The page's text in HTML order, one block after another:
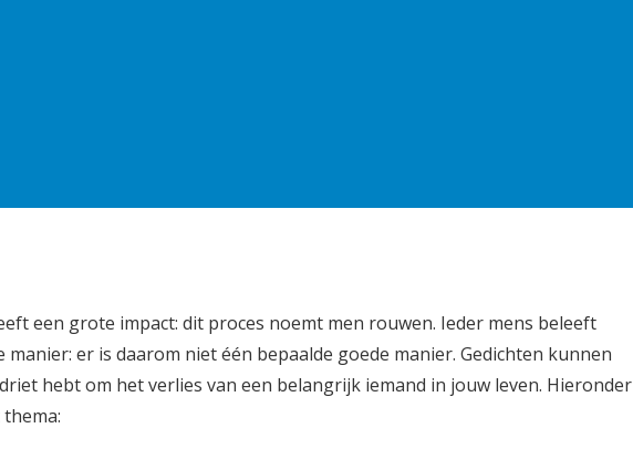
een grote impact: dit proces noemt men rouwen. Ieder mens beleeft
er is daarom niet één bepaalde goede manier. Gedichten kunnen
hebt om het verlies van een belangrijk iemand in jouw leven. Hieronder